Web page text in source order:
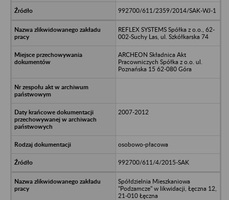
992700/611/2359/2014/SAK-WJ-1
REFLEX SYSTEMS Spółka z o.o., 62-
002-Suchy Las, ul. Szkółkarska 74
ARCHEON Składnica Akt
Pracowniczych Spółka z o.o. ul.
Poznańska 15 62-080 Góra
2007-2012
osobowo-płacowa
992700/611/4/2015-SAK
Spółdzielnia Mieszkaniowa
"Podzamcze" w likwidacji, Łęczna 12,
21-010 Łęczna